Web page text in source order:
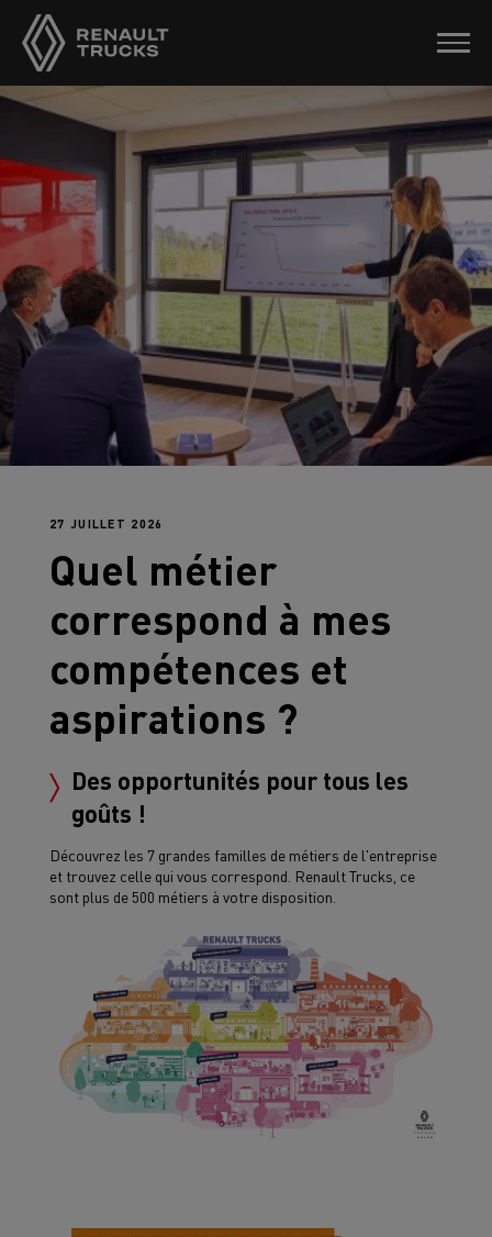
27 JUILLET 2026
Quel métier
correspond à mes
compétences et
aspirations ?
Des opportunités pour tous les
goûts !
Découvrez les 7 grandes familles de métiers de l'entreprise
et trouvez celle qui vous correspond. Renault Trucks, ce
sont plus de 500 métiers à votre disposition.